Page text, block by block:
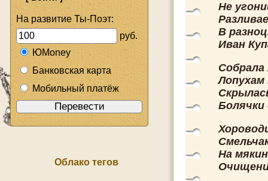
На развитие Ты-Поэт:
руб.
ЮMoney
Банковская карта
Мобильный платёж
Облако тегов
Не
В
Иван
Лопухам
Болячки
На